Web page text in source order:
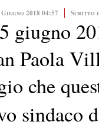
2018 04:57 Scritto
giugno
Paola
che
sindaco